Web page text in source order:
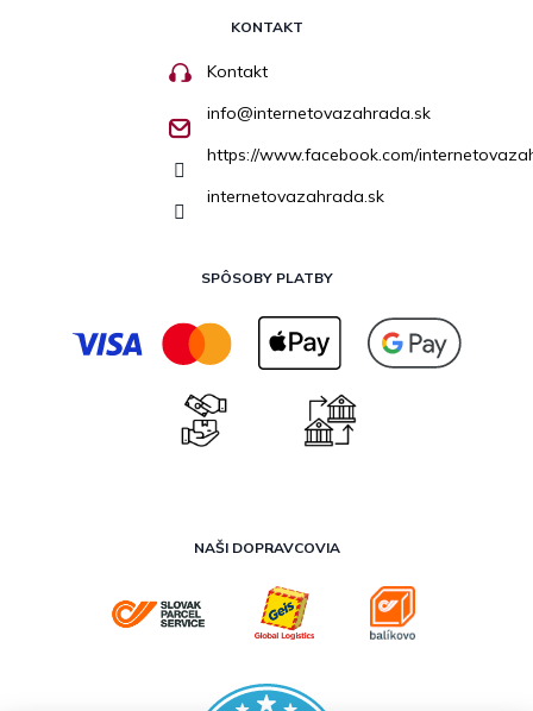
KONTAKT
Kontakt
info@internetovazahrada.sk
https://www.facebook.com/
internetovazahrada.sk
SPÔSOBY PLATBY
NAŠI DOPRAVCOVIA